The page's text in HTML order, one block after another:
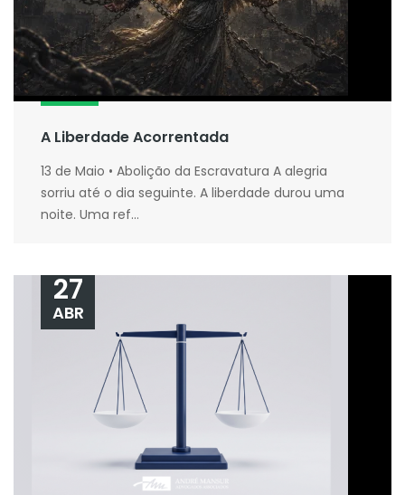
A Liberdade Acorrentada
13 de Maio • Abolição da Escravatura A alegria
sorriu até o dia seguinte. A liberdade durou uma
noite. Uma ref...
27
ABR